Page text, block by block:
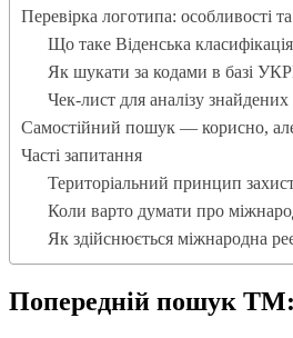
Перевірка логотипа: особливості
Що таке Віденська
Як шукати за кодами в базі
Чек-лист для аналізу
Самостійний пошук — корисно,
Часті запитання
Територіальний принцип
Коли варто думати про
Як здійснюється міжнародна
Попередній пошук